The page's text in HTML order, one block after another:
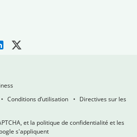
Conditions d’utilisation
Directives sur les
et la politique de confidentialité et les
s'appliquent